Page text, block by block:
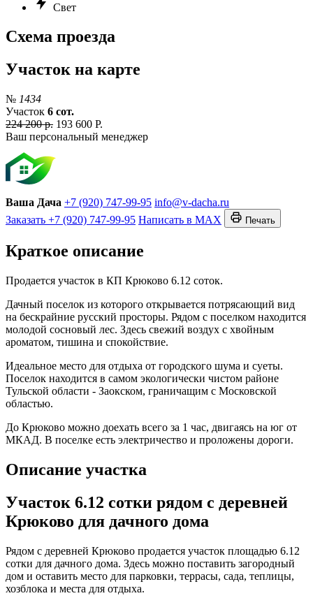
Свет
Схема проезда
Участок на карте
№ 1434
Участок 6 сот.
224 200 р. 193 600 Р.
Ваш персональный менеджер
Ваша Дача +7 (920) 747-99-95 info@v-dacha.ru
Заказать +7 (920) 747-99-95 Написать в MAX Печать
Краткое описание
Продается участок в КП Крюково 6.12 соток.
Дачный поселок из которого открывается потрясающий вид
на бескрайние русский просторы. Рядом с поселком находится
молодой сосновый лес. Здесь свежий воздух с хвойным
ароматом, тишина и спокойствие.
Идеальное место для отдыха от городского шума и суеты.
Поселок находится в самом экологически чистом районе
Тульской области - Заокском, граничащим с Московской
областью.
До Крюково можно доехать всего за 1 час, двигаясь на юг от
МКАД. В поселке есть электричество и проложены дороги.
Описание участка
Участок 6.12 сотки рядом с деревней
Крюково для дачного дома
Рядом с деревней Крюково продается участок площадью 6.12
сотки для дачного дома. Здесь можно поставить загородный
дом и оставить место для парковки, террасы, сада, теплицы,
хозблока и места для отдыха.